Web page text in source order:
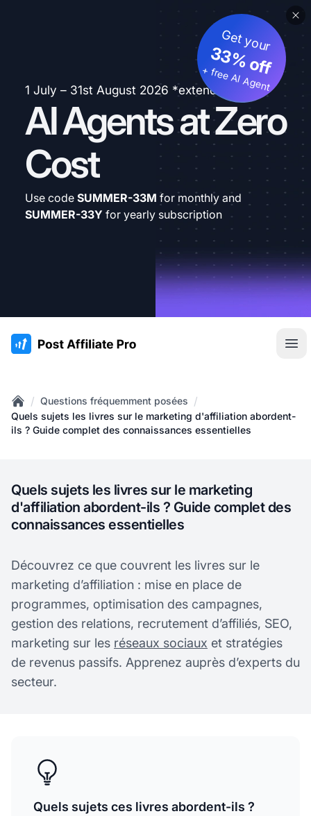
1 July – 31st August 2026 *extended
AI Agents at Zero
Cost
Get your
33% off
+ free AI Agent
Use code SUMMER-33M for monthly and
SUMMER-33Y for yearly subscription
:site.title
Home
/ Questions fréquemment posées /
Quels sujets les livres sur le marketing d'affiliation abordent-
ils ? Guide complet des connaissances essentielles
Quels sujets les livres sur le marketing
d'affiliation abordent-ils ? Guide complet des
connaissances essentielles
Découvrez ce que couvrent les livres sur le
marketing d’affiliation : mise en place de
programmes, optimisation des campagnes,
gestion des relations, recrutement d’affiliés, SEO,
marketing sur les réseaux sociaux et stratégies
de revenus passifs. Apprenez auprès d’experts du
secteur.
Quels sujets ces livres abordent-ils ?